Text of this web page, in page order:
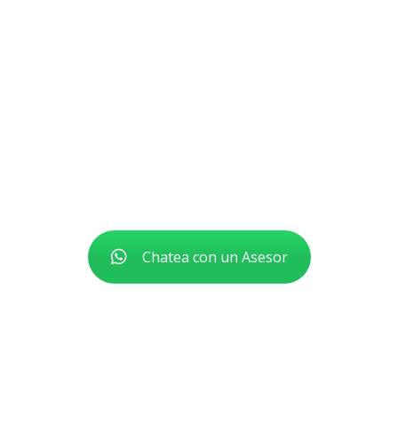
Chatea con un Asesor